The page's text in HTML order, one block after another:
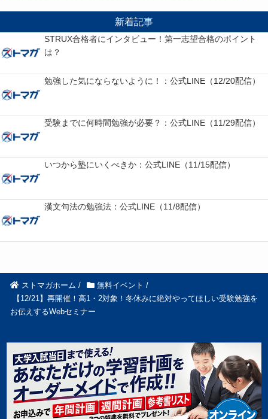
新着記事
STRUX合格者にインタビュー！第一志望合格のポイント
は？
勉強した気にならないように！：公式LINE（12/20配信）
受験までに何時間勉強が必要？：公式LINE（11/29配信）
いつから塾にいくべきか：公式LINE（11/15配信）
漢文句法の勉強法：公式LINE（11/8配信）
ストマガホーム / 無料イベント /
【12/21】再開催！高1・2対象！冬休みに絶対やってほしい受験勉強を
お伝えするWebセミナー